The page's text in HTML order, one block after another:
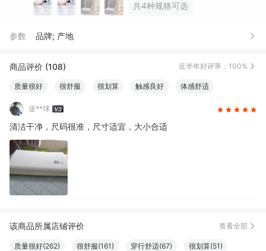
共4种规格可选
参数 品牌; 产地
商品评价 (108) 近半年好评率：100%
质量很好 很舒服 很划算 触感良好 体感舒适
清洁干净
逆**球
清洁干净，尺码很准，尺寸适宜，大小合适
该商品所属店铺评价 查看全部
质量很好(262) 很舒服(161) 穿行舒适(67) 很划算(51)